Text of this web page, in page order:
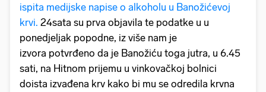
ispita medijske napise o alkoholu u Banožićevoj
krvi. 24sata su prva objavila te podatke u u
ponedjeljak popodne, iz više nam je
izvora potvrđeno da je Banožiću toga jutra, u 6.45
sati, na Hitnom prijemu u vinkovačkoj bolnici
doista izvađena krv kako bi mu se odredila krvna